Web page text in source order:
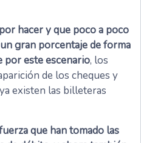
hacer y que poco a poco
gran porcentaje de forma
por este escenario, los
de los cheques y
existen las billeteras
que han tomado las